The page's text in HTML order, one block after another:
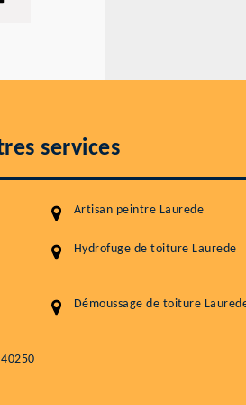
services
Artisan peintre Laurede
Hydrofuge de toiture Laurede
Démoussage de toiture